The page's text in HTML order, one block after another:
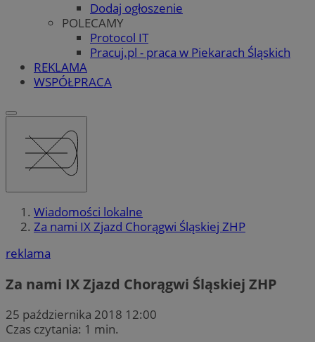
Dodaj ogłoszenie
POLECAMY
Protocol IT
Pracuj.pl - praca w Piekarach Śląskich
REKLAMA
WSPÓŁPRACA
Wiadomości lokalne
Za nami IX Zjazd Chorągwi Śląskiej ZHP
reklama
Za nami IX Zjazd Chorągwi Śląskiej ZHP
25 października 2018 12:00
Czas czytania: 1 min.